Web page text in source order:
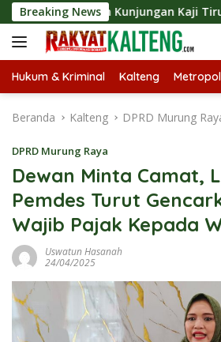
Langsung
ke
konten
Breaking News
Kunjungan Kaji Tiru Ke Pemkab
Hukum & Kriminal Kalteng
Beranda Kalteng DPRD Murung
DPRD Murung Raya
Dewan Minta Camat,
Pemdes Turut
Wajib Pajak Kepada
Uswatun Hasanah
24/04/2025